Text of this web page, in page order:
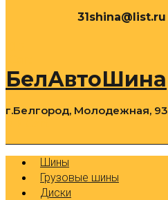
31shina@list.ru
БелАвтоШина
г.Белгород, Молодежная, 93
Шины
Грузовые шины
Диски